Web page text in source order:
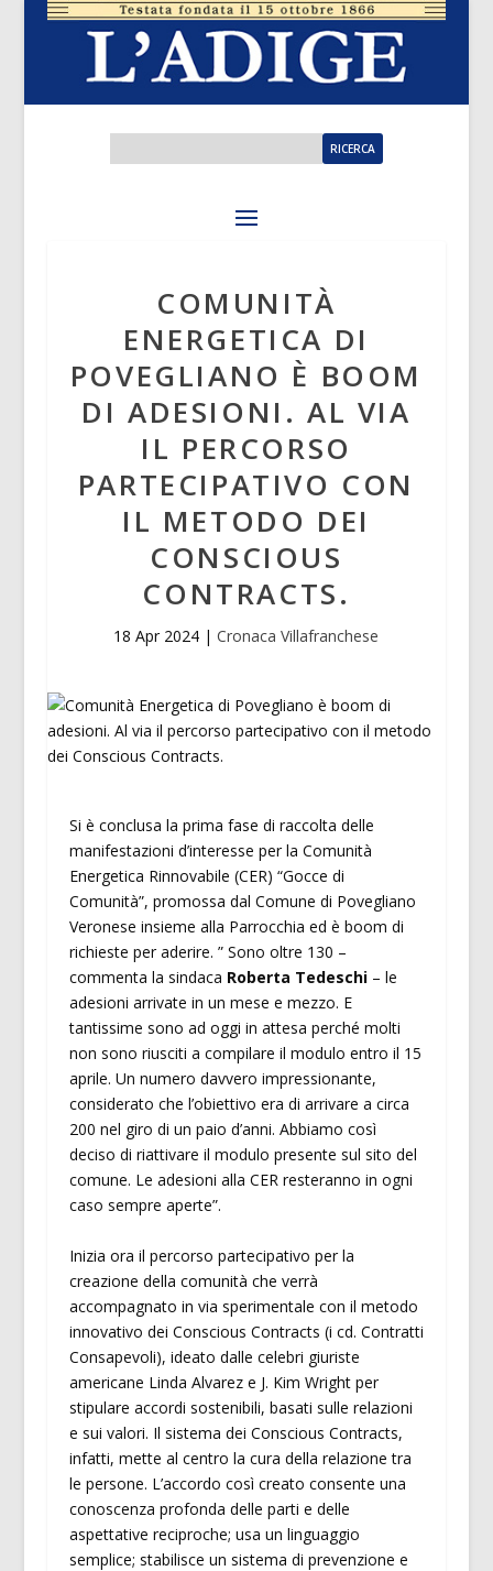
COMUNITÀ
ENERGETICA DI
POVEGLIANO È BOOM
DI ADESIONI. AL VIA
IL PERCORSO
PARTECIPATIVO CON
IL METODO DEI
CONSCIOUS
CONTRACTS.
18 Apr 2024 |Cronaca Villafranchese
Si è conclusa la prima fase di raccolta delle
manifestazioni d’interesse per la Comunità
Energetica Rinnovabile (CER) “Gocce di
Comunità”, promossa dal Comune di Povegliano
Veronese insieme alla Parrocchia ed è boom di
richieste per aderire. ” Sono oltre 130 –
commenta la sindaca Roberta Tedeschi– le
adesioni arrivate in un mese e mezzo. E
tantissime sono ad oggi in attesa perché molti
non sono riusciti a compilare il modulo entro il 15
aprile. Un numero davvero impressionante,
considerato che l’obiettivo era di arrivare a circa
200 nel giro di un paio d’anni. Abbiamo così
deciso di riattivare il modulo presente sul sito del
comune. Le adesioni alla CER resteranno in ogni
caso sempre aperte”.
Inizia ora il percorso partecipativo per la
creazione della comunità che verrà
accompagnato in via sperimentale con il metodo
innovativo dei Conscious Contracts (i cd. Contratti
Consapevoli), ideato dalle celebri giuriste
americane Linda Alvarez e J. Kim Wright per
stipulare accordi sostenibili, basati sulle relazioni
e sui valori. Il sistema dei Conscious Contracts,
infatti, mette al centro la cura della relazione tra
le persone. L’accordo così creato consente una
conoscenza profonda delle parti e delle
aspettative reciproche; usa un linguaggio
semplice; stabilisce un sistema di prevenzione e